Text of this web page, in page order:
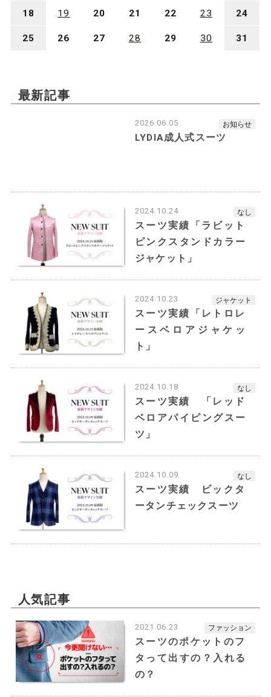
（曲線的なお顔立ち）
〜ラウンド型(丸顔さん)とオーバル型(面長さん)〜
芸能人で例えると、
丸顔→小池徹平さん、向井理さん、 櫻井翔さん
面長→要潤さん、玉木宏さん、ディーン・フジオ
カさん
丸顔の方は顔の縦幅と横幅がほぼ等しいのが特徴
です。
卵型の特徴よりも、縦幅（卵型とは違い、髪の生
え際〜顎先）：横幅（両頬骨の張っている部分を
一直線にしたライン）＝1：1といった特徴に近い
と、丸顔です。
『イメージ』
カーブ型のお顔は頬がふっくらとして見え
る分、可愛らしい印象で、特に年齢よりも
若く見られることが多いのも丸型顔の特徴
です。ふんわりと優しいイメージで親しみ
やすいお顔立ちです。
オーバル型は日本人には一番多く、馴染み
やすい顔立ちで大人っぽく謙虚なイメージ
の顔立ちとされています。
■ミディアムフェイスライン
（卵型）
18 19 20 21 22 23 24
25 26 27 28 29 30 31
最新記事
2026.06.05 お知らせ
LYDIA成人式スーツ
2024.10.24 なし
スーツ実績「ラビット
ピンクスタンドカラー
ジャケット」
2024.10.23 ジャケット
スーツ実績「レトロレ
ースベロアジャケッ
ト」
2024.10.18 なし
スーツ実績 「レッド
ベロアパイピングスー
ツ」
2024.10.09 なし
スーツ実績 ビックタ
ータンチェックスーツ
人気記事
2021.06.23 ファッション
スーツのポケットのフ
タって出すの？入れる
の？